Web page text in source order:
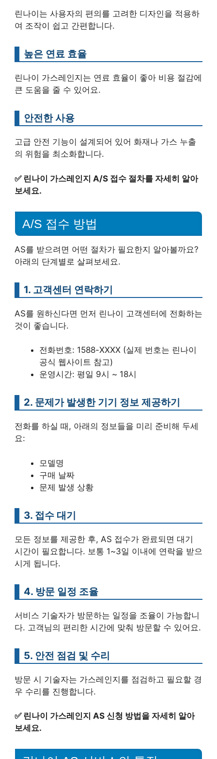
린나이는 사용자의 편의를 고려한 디자인을 적용하
여 조작이 쉽고 간편합니다.
높은 연료 효율
린나이 가스레인지는 연료 효율이 좋아 비용 절감에
큰 도움을 줄 수 있어요.
안전한 사용
고급 안전 기능이 설계되어 있어 화재나 가스 누출
의 위험을 최소화합니다.
✅ 린나이 가스레인지 A/S 접수 절차를 자세히 알아
보세요.
A/S 접수 방법
AS를 받으려면 어떤 절차가 필요한지 알아볼까요?
아래의 단계별로 살펴보세요.
1. 고객센터 연락하기
AS를 원하신다면 먼저 린나이 고객센터에 전화하는
것이 좋습니다.
전화번호: 1588-XXXX (실제 번호는 린나이
공식 웹사이트 참고)
운영시간: 평일 9시 ~ 18시
2. 문제가 발생한 기기 정보 제공하기
전화를 하실 때, 아래의 정보들을 미리 준비해 두세
요:
모델명
구매 날짜
문제 발생 상황
3. 접수 대기
모든 정보를 제공한 후, AS 접수가 완료되면 대기
시간이 필요합니다. 보통 1~3일 이내에 연락을 받으
시게 됩니다.
4. 방문 일정 조율
서비스 기술자가 방문하는 일정을 조율이 가능합니
다. 고객님의 편리한 시간에 맞춰 방문할 수 있어요.
5. 안전 점검 및 수리
방문 시 기술자는 가스레인지를 점검하고 필요할 경
우 수리를 진행합니다.
✅ 린나이 가스레인지 AS 신청 방법을 자세히 알아
보세요.